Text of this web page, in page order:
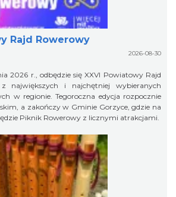
Rajd Rowerowy
2026-08-30
2026 r., odbędzie się XXVI Powiatowy Rajd
największych i najchętniej wybieranych
w regionie. Tegoroczna edycja rozpocznie
a zakończy w Gminie Gorzyce, gdzie na
Piknik Rowerowy z licznymi atrakcjami.